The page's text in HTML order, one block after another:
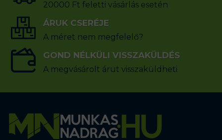
20000 Ft feletti vásárlás esetén
ÁRUK CSERÉJE
A méret nem megfelelő?
GOND NÉLKÜLI VISSZAKÜLDÉS
A megvásárolt árut visszaküldheti